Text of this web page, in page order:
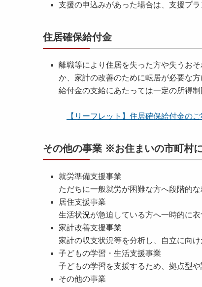
支援の申込みがあった場合は、支援プ
住居確保給付金
離職等により住居を失った方や失うお
か、家計の改善のために転居が必要な
給付金の支給にあたっては一定の所得制
【リーフレット】住居確保給付金の
その他の事業 ※お住まいの市町村
就労準備支援事業
ただちに一般就労が困難な方へ段階的な
居住支援事業
生活状況が急迫している方へ一時的に衣
家計改善支援事業
家計の収支状況等を分析し、自立に向け
子どもの学習・生活支援事業
子どもの学習を支援するため、拠点型や
その他の事業